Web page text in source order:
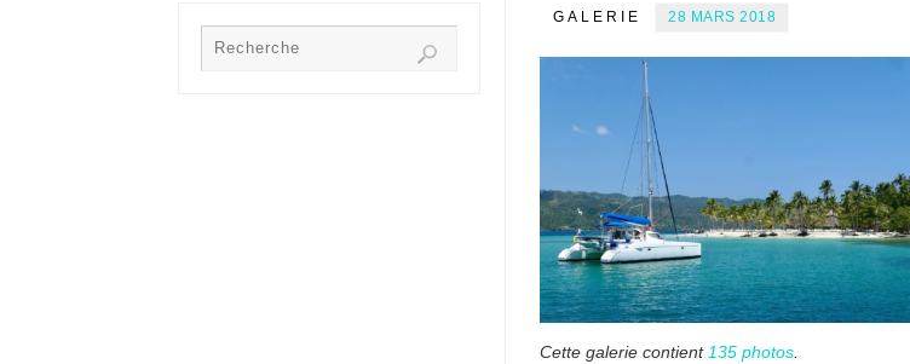
GALERIE 28 MARS 2018
Cette galerie contient 135 photos